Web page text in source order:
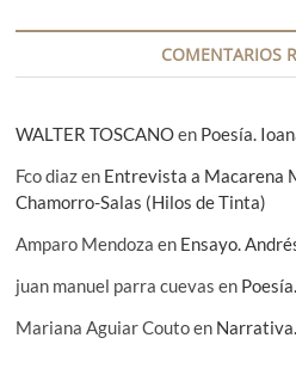
s
COMENTARIOS
WALTER TOSCANOen Poesía.
Fco diazen Entrevista a Macarena
Chamorro-Salas (Hilos de Tinta)
Amparo Mendoza en Ensayo.
juan manuel parra cuevas en
Mariana Aguiar Coutoen